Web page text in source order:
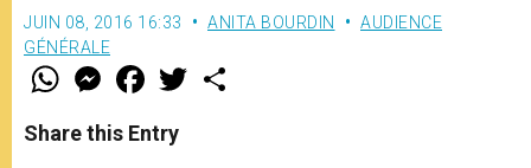
JUIN 08, 2016 16:33 ANITA BOURDIN
AUDIENCE
GÉNÉRALE
W
t
s
M
e
s
e
F
a
e
b
w
Share this Entry